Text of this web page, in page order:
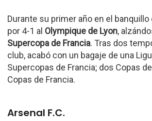
Durante su primer año en el banquillo
por 4-1 al Olympique de Lyon,
Supercopa de Francia. Tras dos
club, acabó con un bagaje de una
Supercopas de Francia; dos Copas
Copas de Francia.
Arsenal F.C.